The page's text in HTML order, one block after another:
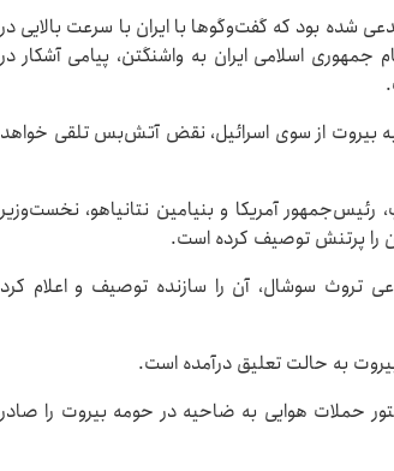
شده بود که گفت‌وگوها با ایران با سرعت بالایی در
اسلامی ایران به واشنگتن، پیامی آشکار در
به بیروت از سوی اسرائیل، نقض آتش‌بس تلقی خواهد
آمریکا و بنیامین نتانیاهو، نخست‌وزیر
را پرتنش توصیف کرده است.
تروث سوشال، آن را سازنده توصیف و اعلام کرد
به حالت تعلیق درآمده است.
حملات هوایی به ضاحیه در حومه بیروت را صادر